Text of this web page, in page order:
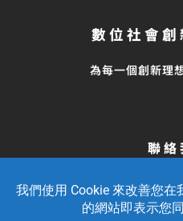
數位社會
為每一個創新理
聯絡